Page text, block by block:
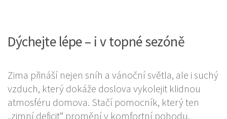
Dýchejte lépe – i v topné sezóně
Zima přináší nejen sníh a vánoční světla, ale i suchý
vzduch, který dokáže doslova vykolejit klidnou
atmosféru domova. Stačí pomocník, který ten
„zimní deficit“ promění v komfortní pohodu.